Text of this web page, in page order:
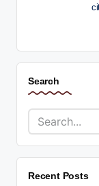
Search
Recent Posts